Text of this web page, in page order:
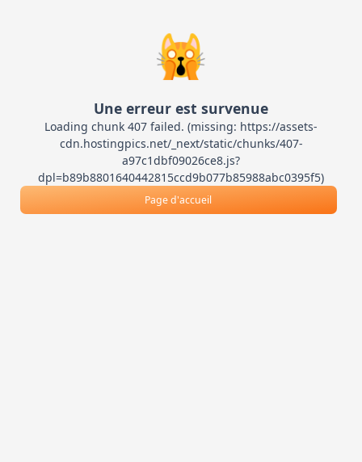
🙀
Une erreur est survenue
Loading chunk 407 failed. (missing: https://assets-
cdn.hostingpics.net/_next/static/chunks/407-
a97c1dbf09026ce8.js?
dpl=b89b8801640442815ccd9b077b85988abc0395f5)
Page d'accueil